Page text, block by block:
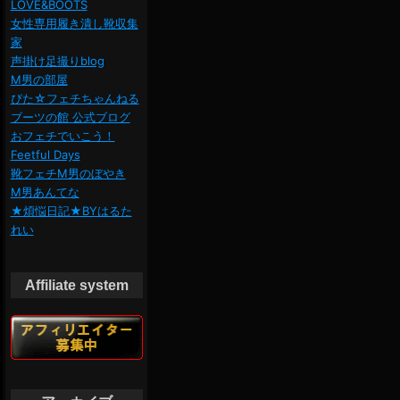
LOVE&BOOTS
女性専用履き潰し靴収集
家
声掛け足撮りblog
M男の部屋
ぴた☆フェチちゃんねる
ブーツの館 公式ブログ
おフェチでいこう！
Feetful Days
靴フェチM男のぼやき
M男あんてな
★煩悩日記★BYはるた
れい
Affiliate system